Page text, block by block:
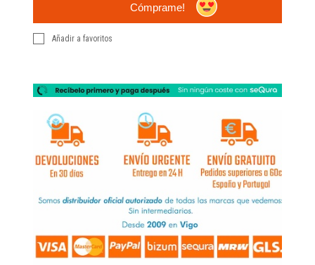
Cómprame!
Añadir a favoritos